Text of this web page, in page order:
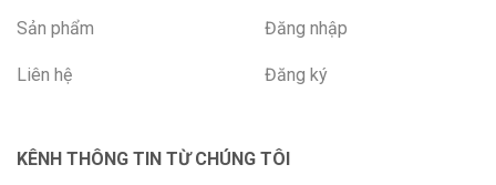
Sản phẩm
Liên hệ
Đăng nhập
Đăng ký
KÊNH THÔNG TIN TỪ CHÚNG TÔI